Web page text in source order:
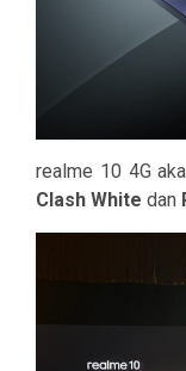
realme 10 4G
Clash White dan